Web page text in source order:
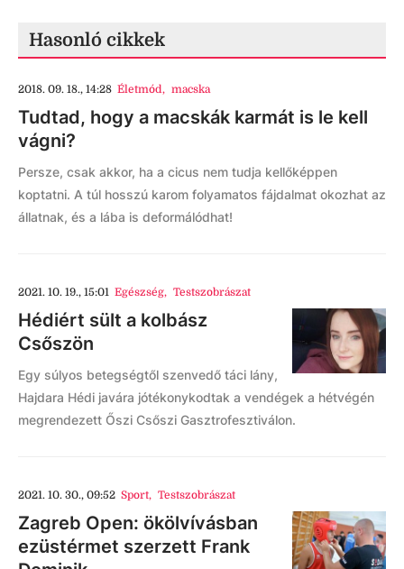
Hasonló cikkek
2018. 09. 18., 14:28 Életmód, macska
Tudtad, hogy a macskák karmát is le kell
vágni?
Persze, csak akkor, ha a cicus nem tudja kellőképpen
koptatni. A túl hosszú karom folyamatos fájdalmat okozhat az
állatnak, és a lába is deformálódhat!
2021. 10. 19., 15:01 Egészség, Testszobrászat
Hédiért sült a kolbász
Csőszön
Egy súlyos betegségtől szenvedő táci lány,
Hajdara Hédi javára jótékonykodtak a vendégek a hétvégén
megrendezett Őszi Csőszi Gasztrofesztiválon.
2021. 10. 30., 09:52 Sport, Testszobrászat
Zagreb Open: ökölvívásban
ezüstérmet szerzett Frank